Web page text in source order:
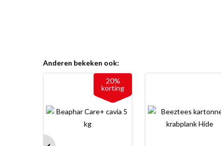
Anderen bekeken ook:
20%
korting